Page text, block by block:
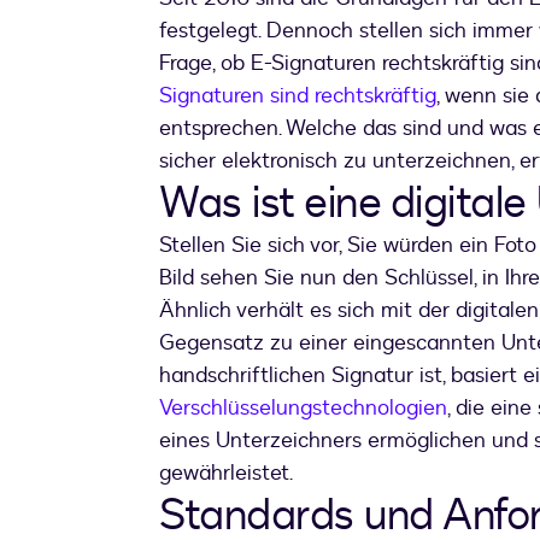
festgelegt. Dennoch stellen sich
Frage, ob E-Signaturen rechtskräftig
Signaturen sind rechtskräftig, wenn
entsprechen. Welche das sind und
sicher elektronisch zu unterzeichnen,
Was ist eine
Stellen Sie sich vor, Sie würden ein
Bild sehen Sie nun den Schlüssel, in
Ähnlich verhält es sich mit der
Gegensatz zu einer eingescannten
handschriftlichen Signatur ist, basiert
Verschlüsselungstechnologien, die
eines Unterzeichners ermöglichen
gewährleistet.
Standards und